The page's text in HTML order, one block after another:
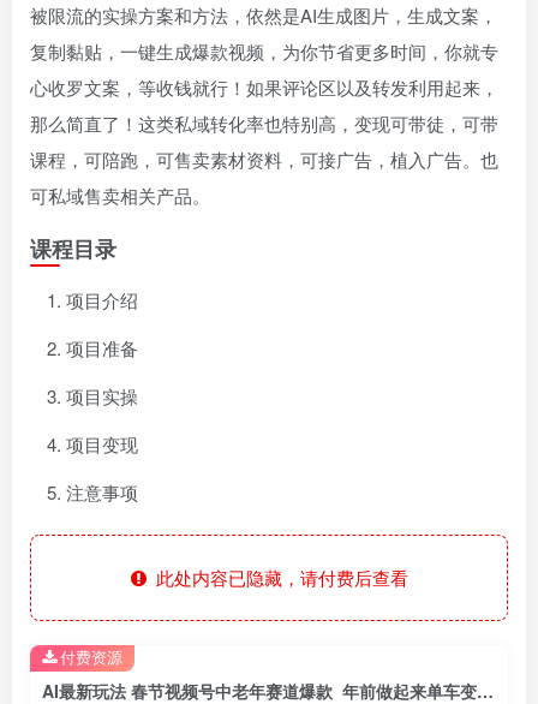
被限流的实操方案和方法，依然是AI生成图片，生成文案，
复制黏贴，一键生成爆款视频，为你节省更多时间，你就专
心收罗文案，等收钱就行！如果评论区以及转发利用起来，
那么简直了！这类私域转化率也特别高，变现可带徒，可带
课程，可陪跑，可售卖素材资料，可接广告，植入广告。也
可私域售卖相关产品。
课程目录
项目介绍
项目准备
项目实操
项目变现
注意事项
此处内容已隐藏，请付费后查看
AI最新玩法 春节视频号中老年赛道爆款 年前做起来单车变摩托 招财纳福吉祥如意最新玩法 每日轻松十分钟 月赚米1W+ 抓紧冲！退休金主BABY最爱
付费资源